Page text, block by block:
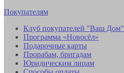
Покупателям
Клуб покупателей "Ваш Дом"
Программа «Новосёл»
Подарочные карты
Прорабам, бригадам
Юридическим лицам